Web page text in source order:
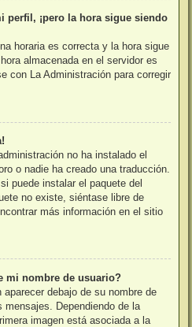
perfil, ¡pero la hora sigue siendo
horaria es correcta y la hora sigue
almacenada en el servidor es
con La Administración para corregir
no ha instalado el
o nadie ha creado una traducción.
puede instalar el paquete del
no existe, siéntase libre de
más información en el sitio
mi nombre de usuario?
debajo de su nombre de
Dependiendo de la
imagen está asociada a la